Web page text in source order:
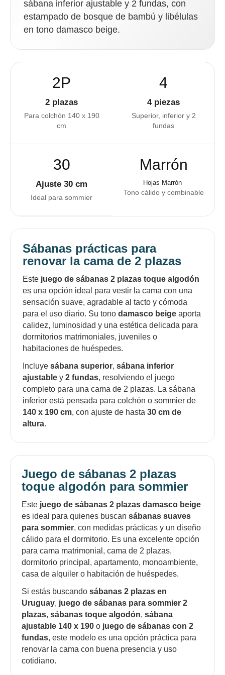
sábana inferior ajustable y 2 fundas, con
estampado de bosque de bambú y libélulas
en tono damasco beige.
2P
2 plazas
Para colchón 140 x 190
cm
4
4 piezas
Superior, inferior y 2
fundas
30
Ajuste 30 cm
Ideal para sommier
Marrón
Hojas Marrón
Tono cálido y combinable
Sábanas prácticas para
renovar la cama de 2 plazas
Este juego de sábanas 2 plazas toque algodón
es una opción ideal para vestir la cama con una
sensación suave, agradable al tacto y cómoda
para el uso diario. Su tono damasco beige aporta
calidez, luminosidad y una estética delicada para
dormitorios matrimoniales, juveniles o
habitaciones de huéspedes.
Incluye sábana superior, sábana inferior
ajustable y 2 fundas, resolviendo el juego
completo para una cama de 2 plazas. La sábana
inferior está pensada para colchón o sommier de
140 x 190 cm, con ajuste de hasta 30 cm de
altura.
Juego de sábanas 2 plazas
toque algodón para sommier
Este juego de sábanas 2 plazas damasco beige
es ideal para quienes buscan sábanas suaves
para sommier, con medidas prácticas y un diseño
cálido para el dormitorio. Es una excelente opción
para cama matrimonial, cama de 2 plazas,
dormitorio principal, apartamento, monoambiente,
casa de alquiler o habitación de huéspedes.
Si estás buscando sábanas 2 plazas en
Uruguay, juego de sábanas para sommier 2
plazas, sábanas toque algodón, sábana
ajustable 140 x 190 o juego de sábanas con 2
fundas, este modelo es una opción práctica para
renovar la cama con buena presencia y uso
cotidiano.